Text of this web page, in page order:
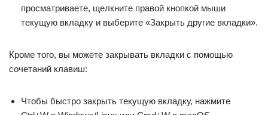
просматриваете, щелкните правой кнопкой мыши
текущую вкладку и выберите «Закрыть другие вкладки».
Кроме того, вы можете закрывать вкладки с помощью
сочетаний клавиш:
Чтобы быстро закрыть текущую вкладку, нажмите